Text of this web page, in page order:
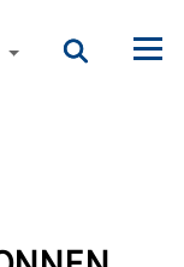
andere talen